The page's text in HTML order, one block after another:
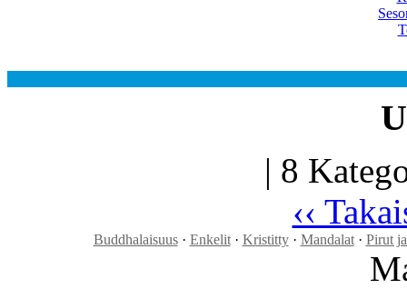
| 8
‹‹
Buddhalaisuus· Enkelit· Kristitty· Mandalat· Pirut